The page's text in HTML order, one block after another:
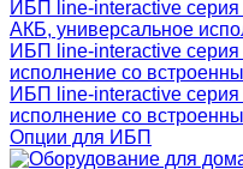
ИБП line-interactive
АКБ, универсальное
ИБП line-interactive серия
исполнение со
ИБП line-interactive серия
исполнение со
Опции для ИБП